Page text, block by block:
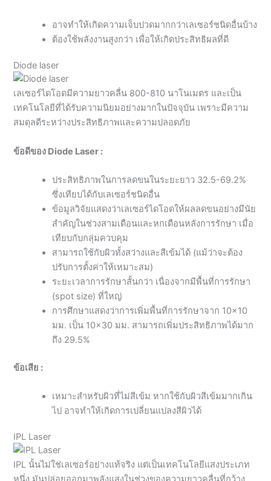
อาจทำให้เกิดความเจ็บปวดมากกว่าเลเซอร์ชนิดอื่นบ้าง
ต้องใช้พลังงานสูงกว่า เพื่อให้เกิดประสิทธิผลที่ดี
Diode laser
เลเซอร์ไดโอดมีความยาวคลื่น 800-810 นาโนเมตร และเป็น
เทคโนโลยีที่ได้รับความนิยมอย่างมากในปัจจุบัน เพราะมีความ
สมดุลดีระหว่างประสิทธิภาพและความปลอดภัย
ข้อดีของ Diode Laser :
ประสิทธิภาพในการลดขนในระยะยาว 32.5-69.2%
ซึ่งเทียบได้กับเลเซอร์ชนิดอื่น
ข้อมูลวิจัยแสดงว่าเลเซอร์ไดโอดให้ผลลดขนอย่างมีนัย
สำคัญในช่วงสามเดือนและหกเดือนหลังการรักษา เมื่อ
เทียบกับกลุ่มควบคุม
สามารถใช้กับผิวทั้งสว่างและสีเข้มได้ (แม้ว่าจะต้อง
ปรับการตั้งค่าให้เหมาะสม)
ระยะเวลาการรักษาสั้นกว่า เนื่องจากมีพื้นที่การรักษา
(spot size) ที่ใหญ่
การศึกษาแสดงว่าการเพิ่มพื้นที่การรักษาจาก 10×10
มม. เป็น 10×30 มม. สามารถเพิ่มประสิทธิภาพได้มาก
ถึง 29.5%
ข้อเสีย :
เหมาะสำหรับผิวที่ไม่สีเข้ม หากใช้กับผิวสีเข้มมากเกิน
ไป อาจทำให้เกิดการเปลี่ยนแปลงสีผิวได้
IPL Laser
IPL นั้นไม่ใช่เลเซอร์อย่างแท้จริง แต่เป็นเทคโนโลยีแสงประเภท